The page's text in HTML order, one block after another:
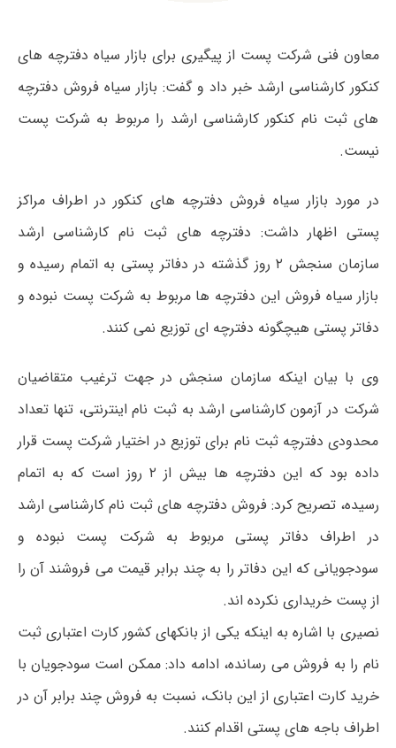
معاون فنی شرکت پست از پیگیری برای بازار سیاه دفترچه های
کنکور کارشناسی ارشد خبر داد و گفت: بازار سیاه فروش دفترچه
های ثبت نام کنکور کارشناسی ارشد را مربوط به شرکت پست
نیست.
در مورد بازار سیاه فروش دفترچه های کنکور در اطراف مراکز
پستی اظهار داشت: دفترچه های ثبت نام کارشناسی ارشد
سازمان سنجش ۲ روز گذشته در دفاتر پستی به اتمام رسیده و
بازار سیاه فروش این دفترچه ها مربوط به شرکت پست نبوده و
دفاتر پستی هیچگونه دفترچه ای توزیع نمی کنند.
وی با بیان اینکه سازمان سنجش در جهت ترغیب متقاضیان
شرکت در آزمون کارشناسی ارشد به ثبت نام اینترنتی، تنها تعداد
محدودی دفترچه ثبت نام برای توزیع در اختیار شرکت پست قرار
داده بود که این دفترچه ها بیش از ۲ روز است که به اتمام
رسیده، تصریح کرد: فروش دفترچه های ثبت نام کارشناسی ارشد
در اطراف دفاتر پستی مربوط به شرکت پست نبوده و
سودجویانی که این دفاتر را به چند برابر قیمت می فروشند آن را
از پست خریداری نکرده اند.
نصیری با اشاره به اینکه یکی از بانکهای کشور کارت اعتباری ثبت
نام را به فروش می رسانده، ادامه داد: ممکن است سودجویان با
خرید کارت اعتباری از این بانک، نسبت به فروش چند برابر آن در
اطراف باجه های پستی اقدام کنند.